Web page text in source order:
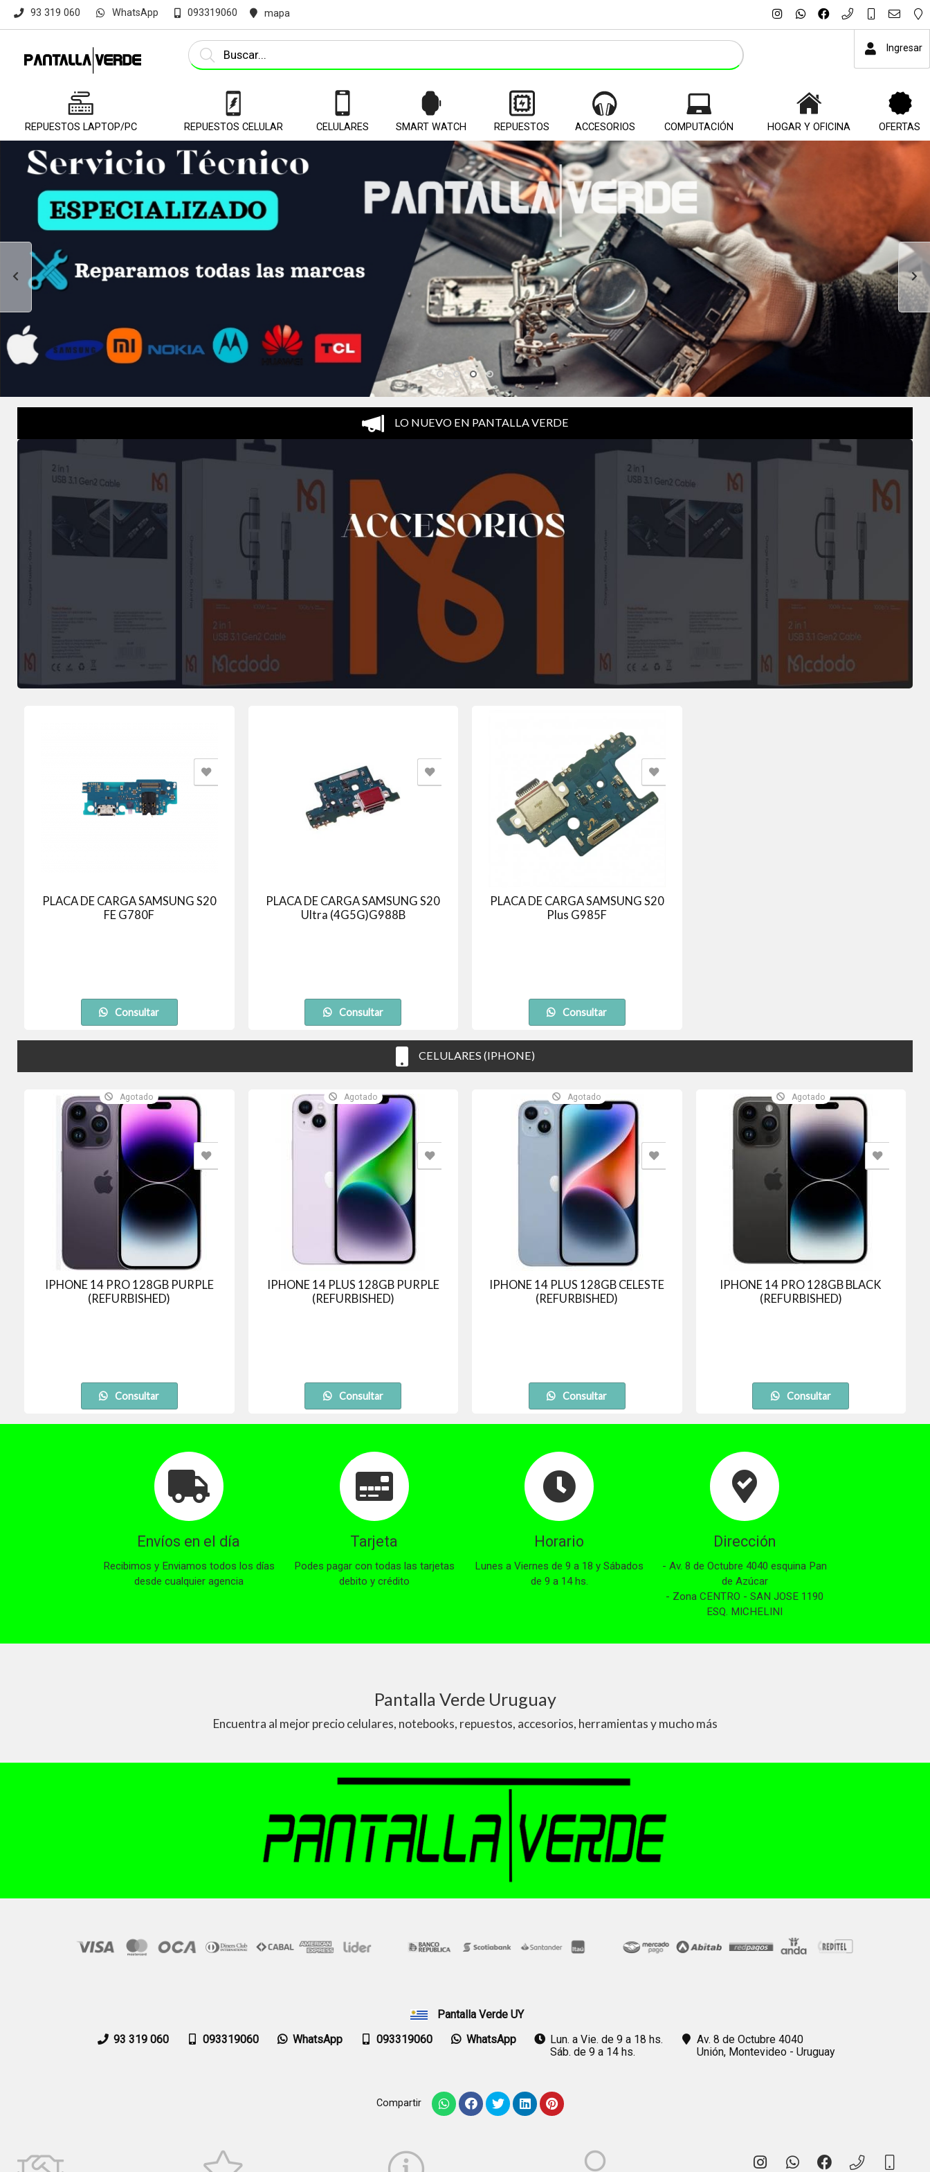
93 319 060 WhatsApp 093319060 mapa
Ingresar
REPUESTOS LAPTOP/PC REPUESTOS CELULAR CELULARES SMART WATCH REPUESTOS ACCESORIOS COMPUTACIÓN HOGAR Y OFICINA OFERTAS
LO NUEVO EN PANTALLA VERDE
PLACA DE CARGA SAMSUNG S20
FE G780F
Consultar
PLACA DE CARGA SAMSUNG S20
Ultra (4G5G)G988B
Consultar
PLACA DE CARGA SAMSUNG S20
Plus G985F
Consultar
CELULARES (IPHONE)
Agotado
IPHONE 14 PRO 128GB PURPLE
(REFURBISHED)
Consultar
Agotado
IPHONE 14 PLUS 128GB PURPLE
(REFURBISHED)
Consultar
Agotado
IPHONE 14 PLUS 128GB CELESTE
(REFURBISHED)
Consultar
Agotado
IPHONE 14 PRO 128GB BLACK
(REFURBISHED)
Consultar
Envíos en el día
Recibimos y Enviamos todos los días
desde cualquier agencia
Tarjeta
Podes pagar con todas las tarjetas
debito y crédito
Horario
Lunes a Viernes de 9 a 18 y Sábados
de 9 a 14 hs.
Dirección
- Av. 8 de Octubre 4040 esquina Pan
de Azúcar
- Zona CENTRO - SAN JOSE 1190
ESQ. MICHELINI
Pantalla Verde Uruguay
Encuentra al mejor precio celulares, notebooks, repuestos, accesorios, herramientas y mucho más
Pantalla Verde UY
93 319 060
093319060 WhatsApp 093319060 WhatsApp
Lun. a Vie. de 9 a 18 hs.
Sáb. de 9 a 14 hs.
Av. 8 de Octubre 4040
Unión, Montevideo - Uruguay
Compartir